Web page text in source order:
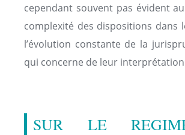
cependant souvent pas évident
complexité des dispositions dans
l’évolution constante de la
qui concerne de leur
SUR LE